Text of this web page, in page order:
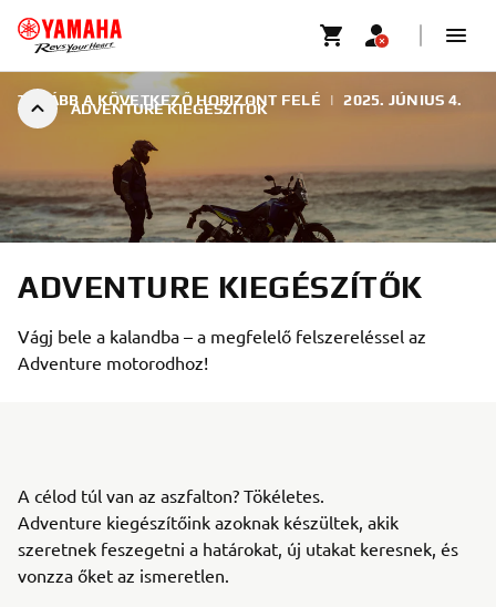
ADVENTURE KIEGÉSZÍTŐK
TOVÁBB A KÖVETKEZŐ HORIZONT FELÉ | 2025. JÚNIUS 4.
ADVENTURE KIEGÉSZÍTŐK
Vágj bele a kalandba – a megfelelő felszereléssel az
Adventure motorodhoz!
A célod túl van az aszfalton? Tökéletes.
Adventure kiegészítőink azoknak készültek, akik
szeretnek feszegetni a határokat, új utakat keresnek, és
vonzza őket az ismeretlen.